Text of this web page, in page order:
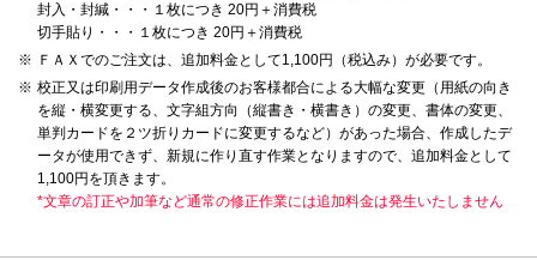
封入・封緘・・・１枚につき 20円＋消費税
切手貼り・・・１枚につき 20円＋消費税
※ ＦＡＸでのご注文は、追加料金として1,100円（税込み）が必要です。
※ 校正又は印刷用データ作成後のお客様都合による大幅な変更（用紙の向き
を縦・横変更する、文字組方向（縦書き・横書き）の変更、書体の変更、
単判カードを２ツ折りカードに変更するなど）があった場合、作成したデ
ータが使用できず、新規に作り直す作業となりますので、追加料金として
1,100円を頂きます。
*文章の訂正や加筆など通常の修正作業には追加料金は発生いたしません